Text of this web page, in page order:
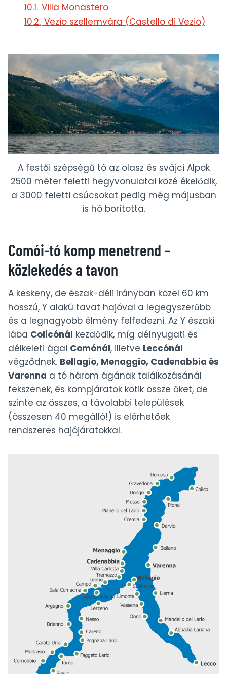
10.1. Villa Monastero
10.2. Vezio szellemvára (Castello di Vezio)
A festői szépségű tó az olasz és svájci Alpok
2500 méter feletti hegyvonulatai közé ékelődik,
a 3000 feletti csúcsokat pedig még májusban
is hó borította.
Comói-tó komp menetrend –
közlekedés a tavon
A keskeny, de észak-déli irányban közel 60 km
hosszú, Y alakú tavat hajóval a legegyszerűbb
és a legnagyobb élmény felfedezni. Az Y északi
lába Colicónál kezdődik, míg délnyugati és
délkeleti ágai Comónál, illetve Leccónál
végződnek. Bellagio, Menaggio, Cadenabbia és
Varenna a tó három ágának találkozásánál
fekszenek, és kompjáratok kötik össze őket, de
szinte az összes, a távolabbi települések
(összesen 40 megálló!) is elérhetőek
rendszeres hajójáratokkal.